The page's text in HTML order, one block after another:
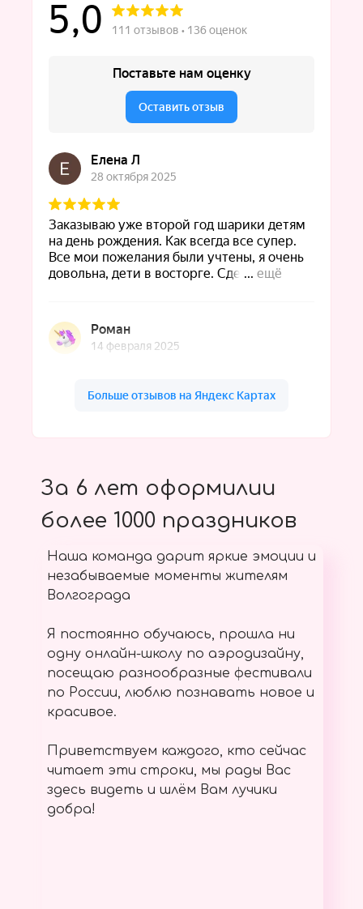
За 6 лет оформилии
более 1000 праздников
Наша команда дарит яркие эмоции и
незабываемые моменты жителям
Волгограда
Я постоянно обучаюсь, прошла ни
одну онлайн-школу по аэродизайну,
посещаю разнообразные фестивали
по России, люблю познавать новое и
красивое.
Приветствуем каждого, кто сейчас
читает эти строки, мы рады Вас
здесь видеть и шлём Вам лучики
добра!